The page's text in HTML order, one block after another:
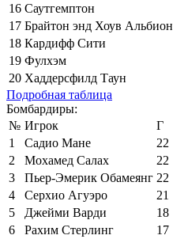
16 Саутгемптон
17 Брайтон энд Хоув Альбион
18 Кардифф Сити
19 Фулхэм
20 Хаддерсфилд Таун
Подробная таблица
Бомбардиры:
№ Игрок
Г
1
Садио Мане
22
2
Мохамед Салах
22
3
Пьер-Эмерик Обамеянг 22
4
Серхио Агуэро
21
5
Джейми Варди
18
6
Рахим Стерлинг
17